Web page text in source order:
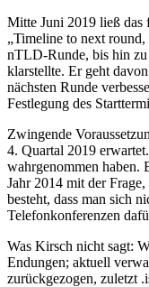
Mitte Juni 2019 ließ das
„Timeline to next
nTLD-Runde, bis hin zu
klarstellte. Er geht
nächsten Runde
Festlegung des
Zwingende
4. Quartal 2019
wahrgenommen haben.
Jahr 2014 mit der
besteht, dass man sich
Telefonkonferenzen
Was Kirsch nicht sagt:
Endungen; aktuell
zurückgezogen, zuletzt